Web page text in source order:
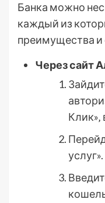
Банка можно
каждый из
преимущества и
Через сайт
услуг».